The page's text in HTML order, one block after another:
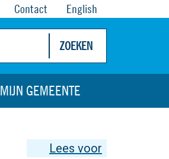
ZOEKEN
MIJN GEMEENTE
Contact English
Lees voor